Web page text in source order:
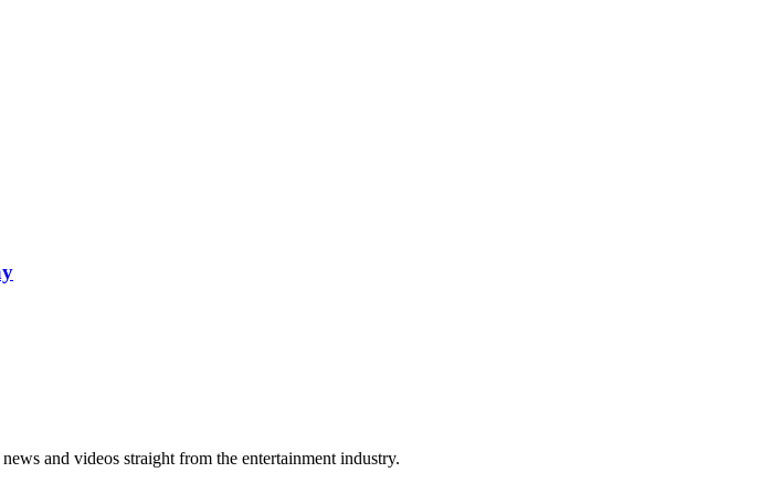
and videos straight from the entertainment industry.